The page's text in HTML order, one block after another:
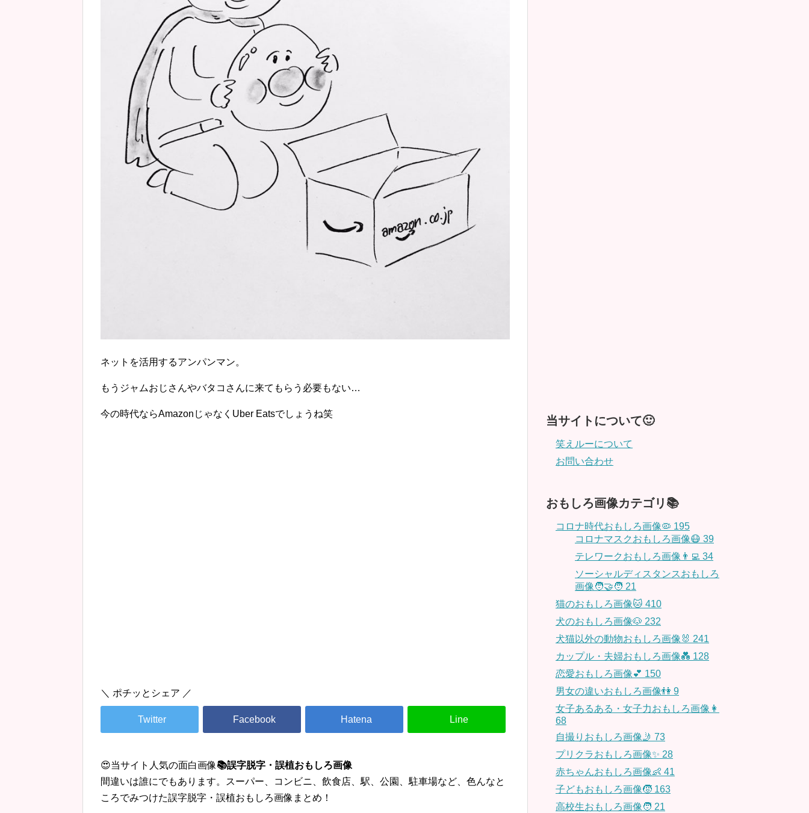
ネットを活用するアンパンマン。
もうジャムおじさんやバタコさんに来てもらう必要もない…
今の時代ならAmazonじゃなくUber Eatsでしょうね笑
＼ ポチッとシェア ／
😍当サイト人気の面白画像📚誤字脱字・誤植おもしろ画像
間違いは誰にでもあります。スーパー、コンビニ、飲食店、駅、公園、駐車場など、色んなと
ころでみつけた誤字脱字・誤植おもしろ画像まとめ！
当サイトについて🙂
笑えルーについて
お問い合わせ
おもしろ画像カテゴリ📚
コロナ時代おもしろ画像🦠 195
コロナマスクおもしろ画像😷 39
テレワークおもしろ画像👨‍💻 34
ソーシャルディスタンスおもしろ
画像🧑‍🤝‍🧑 21
猫のおもしろ画像🐱 410
犬のおもしろ画像🐶 232
犬猫以外の動物おもしろ画像🐰 241
カップル・夫婦おもしろ画像💑 128
恋愛おもしろ画像💕 150
男女の違いおもしろ画像👫 9
女子あるある・女子力おもしろ画像👩
68
自撮りおもしろ画像🤳 73
プリクラおもしろ画像✨ 28
赤ちゃんおもしろ画像👶 41
子どもおもしろ画像🧒 163
高校生おもしろ画像🧑 21